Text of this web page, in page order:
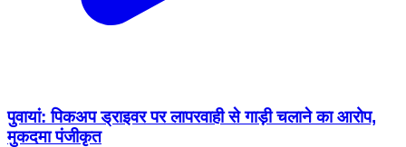
पुवायां: पिकअप ड्राइवर पर लापरवाही से गाड़ी चलाने का आरोप,
मुकदमा पंजीकृत